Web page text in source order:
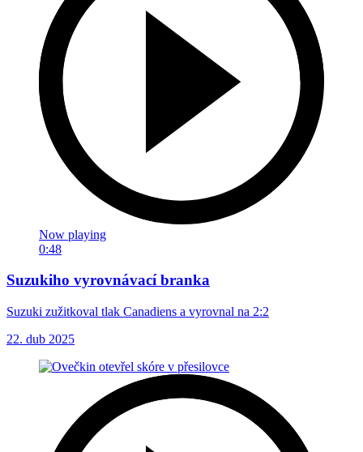
Now playing
0:48
Suzukiho vyrovnávací branka
Suzuki zužitkoval tlak Canadiens a vyrovnal na 2:2
22. dub 2025